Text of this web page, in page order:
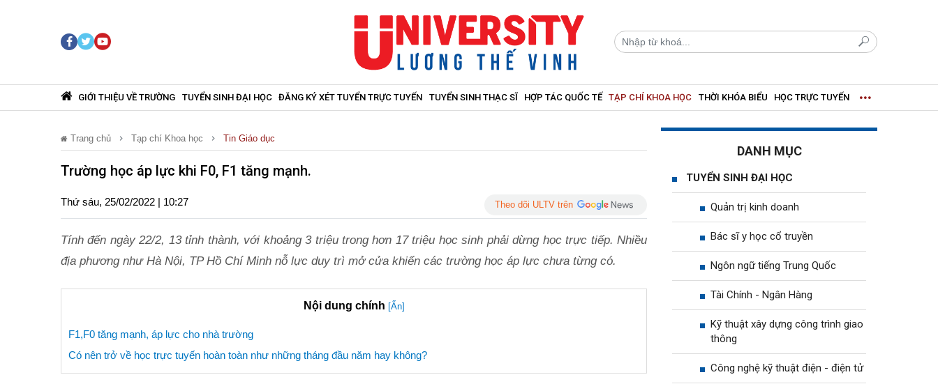
GIỚI THIỆU VỀ TRƯỜNG TUYỂN SINH ĐẠI HỌC ĐĂNG KÝ XÉT TUYỂN TRỰC TUYẾN TUYỂN SINH THẠC SĨ HỢP TÁC QUỐC TẾ TẠP CHÍ KHOA HỌC THỜI KHÓA BIỂU HỌC TRỰC TUYẾN
Trang chủ Tạp chí Khoa học Tin Giáo dục
Trường học áp lực khi F0, F1 tăng mạnh.
Thứ sáu, 25/02/2022 | 10:27 Theo dõi ULTV trên
Tính đến ngày 22/2, 13 tỉnh thành, với khoảng 3 triệu trong hơn 17 triệu học sinh phải dừng học trực tiếp. Nhiều
địa phương như Hà Nội, TP Hồ Chí Minh nỗ lực duy trì mở cửa khiến các trường học áp lực chưa từng có.
Nội dung chính [Ẩn]
F1,F0 tăng mạnh, áp lực cho nhà trường
Có nên trở về học trực tuyến hoàn toàn như những tháng đầu năm hay không?
DANH MỤC
TUYỂN SINH ĐẠI HỌC
Quản trị kinh doanh
Bác sĩ y học cổ truyền
Ngôn ngữ tiếng Trung Quốc
Tài Chính - Ngân Hàng
Kỹ thuật xây dựng công trình giao
thông
Công nghệ kỹ thuật điện - điện tử